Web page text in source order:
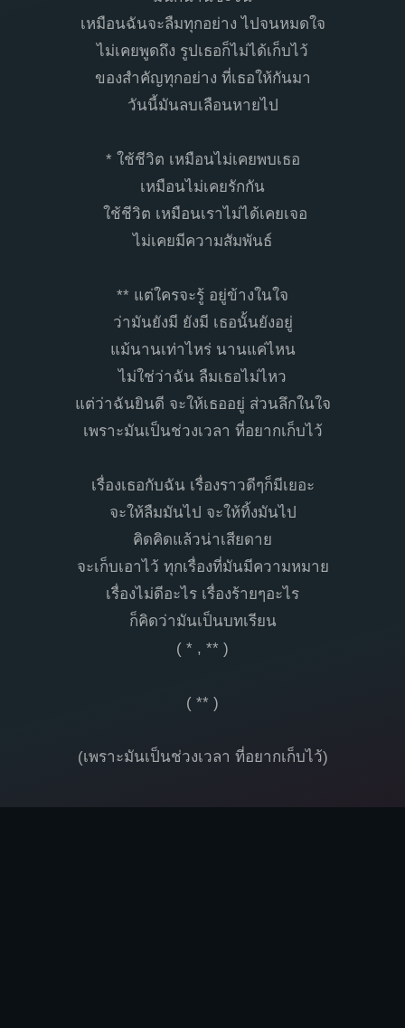
เหมือนฉันจะลืมทุกอย่าง ไปจนหมดใจ
ไม่เคยพูดถึง รูปเธอก็ไม่ได้เก็บไว้
ของสำคัญทุกอย่าง ที่เธอให้กันมา
วันนี้มันลบเลือนหายไป
* ใช้ชีวิต เหมือนไม่เคยพบเธอ
เหมือนไม่เคยรักกัน
ใช้ชีวิต เหมือนเราไม่ได้เคยเจอ
ไม่เคยมีความสัมพันธ์
** แต่ใครจะรู้ อยู่ข้างในใจ
ว่ามันยังมี ยังมี เธอนั้นยังอยู่
แม้นานเท่าไหร่ นานแค่ไหน
ไม่ใช่ว่าฉัน ลืมเธอไม่ไหว
แต่ว่าฉันยินดี จะให้เธออยู่ ส่วนลึกในใจ
เพราะมันเป็นช่วงเวลา ที่อยากเก็บไว้
เรื่องเธอกับฉัน เรื่องราวดีๆก็มีเยอะ
จะให้ลืมมันไป จะให้ทิ้งมันไป
คิดคิดแล้วน่าเสียดาย
จะเก็บเอาไว้ ทุกเรื่องที่มันมีความหมาย
เรื่องไม่ดีอะไร เรื่องร้ายๆอะไร
ก็คิดว่ามันเป็นบทเรียน
( * , ** )
( ** )
(เพราะมันเป็นช่วงเวลา ที่อยากเก็บไว้)